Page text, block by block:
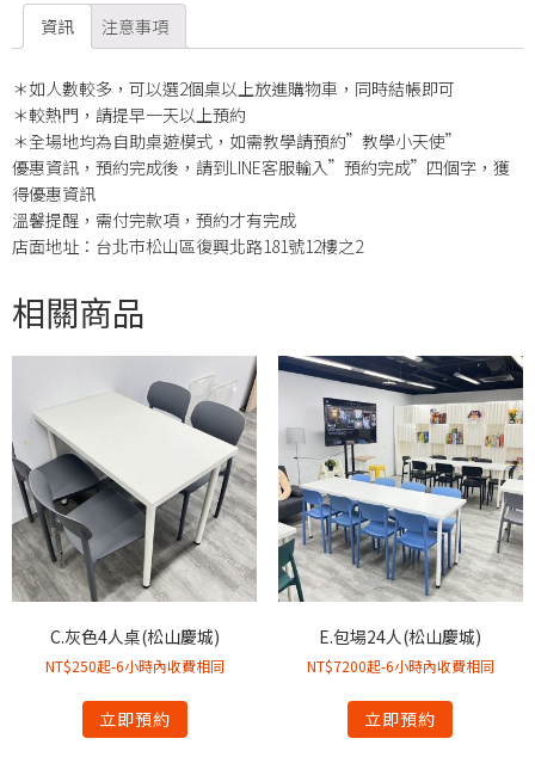
資訊 注意事項
＊如人數較多，可以選2個桌以上放進購物車，同時結帳即可
＊較熱門，請提早一天以上預約
＊全場地均為自助桌遊模式，如需教學請預約”教學小天使”
優惠資訊，預約完成後，請到LINE客服輸入”預約完成”四個字，獲
得優惠資訊
溫馨提醒，需付完款項，預約才有完成
店面地址：台北市松山區復興北路181號12樓之2
相關商品
C.灰色4人桌(松山慶城)
NT$250起-6小時內收費相同
立即預約
E.包場24人(松山慶城)
NT$7200起-6小時內收費相同
立即預約